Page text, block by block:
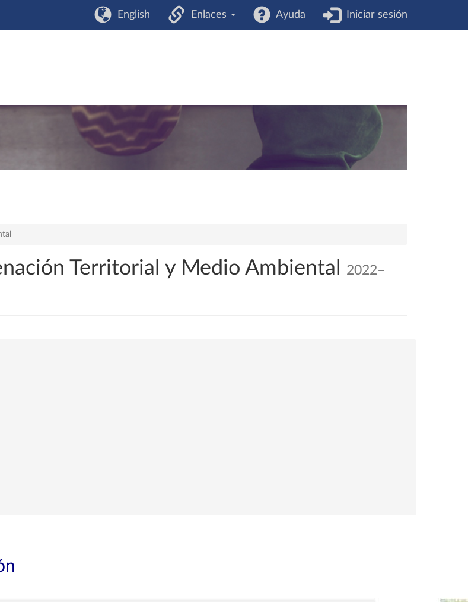
English Enlaces Ayuda Iniciar sesión
Territorial y Medio Ambiental
2022–